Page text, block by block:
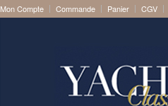
Mon Compte Commande Panier CGV